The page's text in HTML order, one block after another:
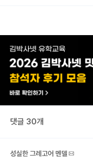
댓글 30개
성실한 그레고어 멘델